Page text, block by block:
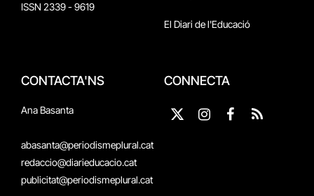
ISSN 2339 - 9619
El Diari de l'Educació
CONTACTA'NS
Ana Basanta
abasanta@periodismeplural.cat
redaccio@diarieducacio.cat
publicitat@periodismeplural.cat
CONNECTA
X
Instagram
Facebook
RSS